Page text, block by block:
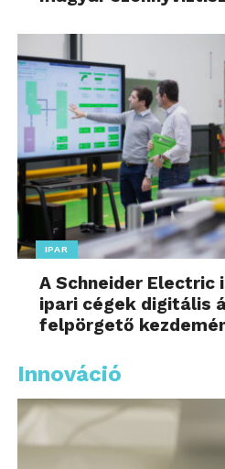
IPAR
A Schneider Electric
ipari cégek digitális
felpörgető
Innováció